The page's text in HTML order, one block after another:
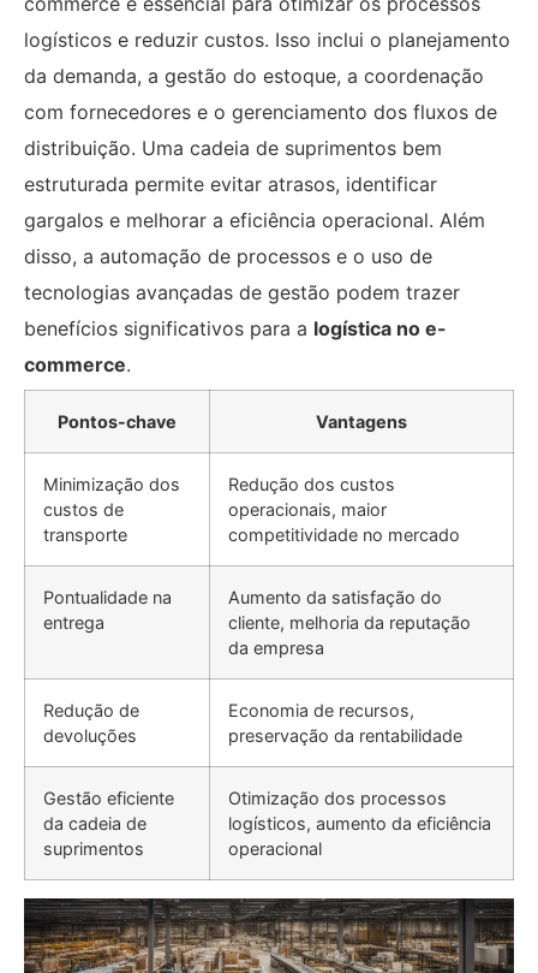
logísticos e reduzir custos. Isso inclui o planejamento
da demanda, a gestão do estoque, a coordenação
com fornecedores e o gerenciamento dos fluxos de
distribuição. Uma cadeia de suprimentos bem
estruturada permite evitar atrasos, identificar
gargalos e melhorar a eficiência operacional. Além
disso, a automação de processos e o uso de
tecnologias avançadas de gestão podem trazer
benefícios significativos para a logística no e-
commerce.
Pontos-chave Vantagens
Minimização dos
custos de
transporte
Redução dos custos
operacionais, maior
competitividade no mercado
Pontualidade na
entrega
Aumento da satisfação do
cliente, melhoria da reputação
da empresa
Redução de
devoluções
Economia de recursos,
preservação da rentabilidade
Gestão eficiente
da cadeia de
suprimentos
Otimização dos processos
logísticos, aumento da eficiência
operacional